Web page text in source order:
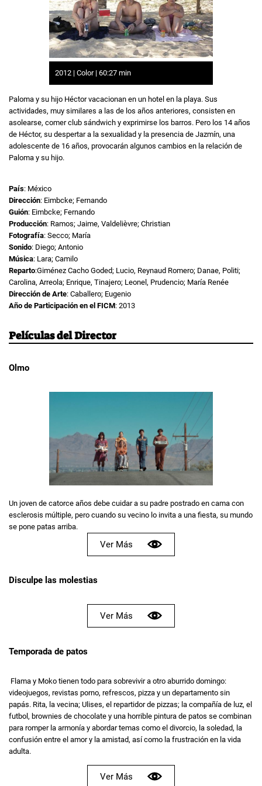
2012 | Color | 60:27 min
Paloma y su hijo Héctor vacacionan en un hotel en la playa. Sus
actividades, muy similares a las de los años anteriores, consisten en
asolearse, comer club sándwich y exprimirse los barros. Pero los 14 años
de Héctor, su despertar a la sexualidad y la presencia de Jazmín, una
adolescente de 16 años, provocarán algunos cambios en la relación de
Paloma y su hijo.
País: México
Dirección: Eimbcke; Fernando
Guión: Eimbcke; Fernando
Producción: Ramos; Jaime, Valdelièvre; Christian
Fotografía: Secco; María
Sonido: Diego; Antonio
Música: Lara; Camilo
Reparto:Giménez Cacho Goded; Lucio, Reynaud Romero; Danae, Politi;
Carolina, Arreola; Enrique, Tinajero; Leonel, Prudencio; María Renée
Dirección de Arte: Caballero; Eugenio
Año de Participación en el FICM: 2013
Películas del Director
Olmo
Un joven de catorce años debe cuidar a su padre postrado en cama con
esclerosis múltiple, pero cuando su vecino lo invita a una fiesta, su mundo
se pone patas arriba.
Ver Más
Disculpe las molestias
Ver Más
Temporada de patos
Flama y Moko tienen todo para sobrevivir a otro aburrido domingo:
videojuegos, revistas porno, refrescos, pizza y un departamento sin
papás. Rita, la vecina; Ulises, el repartidor de pizzas; la compañía de luz, el
futbol, brownies de chocolate y una horrible pintura de patos se combinan
para romper la armonía y abordar temas como el divorcio, la soledad, la
confusión entre el amor y la amistad, así como la frustración en la vida
adulta.
Ver Más